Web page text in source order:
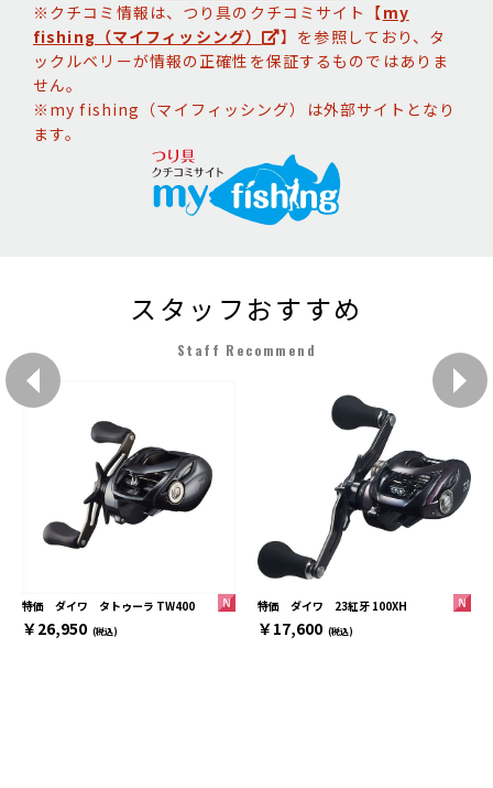
※クチコミ情報は、つり具のクチコミサイト【my
fishing（マイフィッシング）
】を参照しており、タ
ックルベリーが情報の正確性を保証するものではありま
せん。
※my fishing（マイフィッシング）は外部サイトとなり
ます。
スタッフおすすめ
Staff Recommend
特価 ダイワ タトゥーラ TW400
￥26,950 (税込)
特価 ダイワ 23紅牙 100XH
￥17,600 (税込)